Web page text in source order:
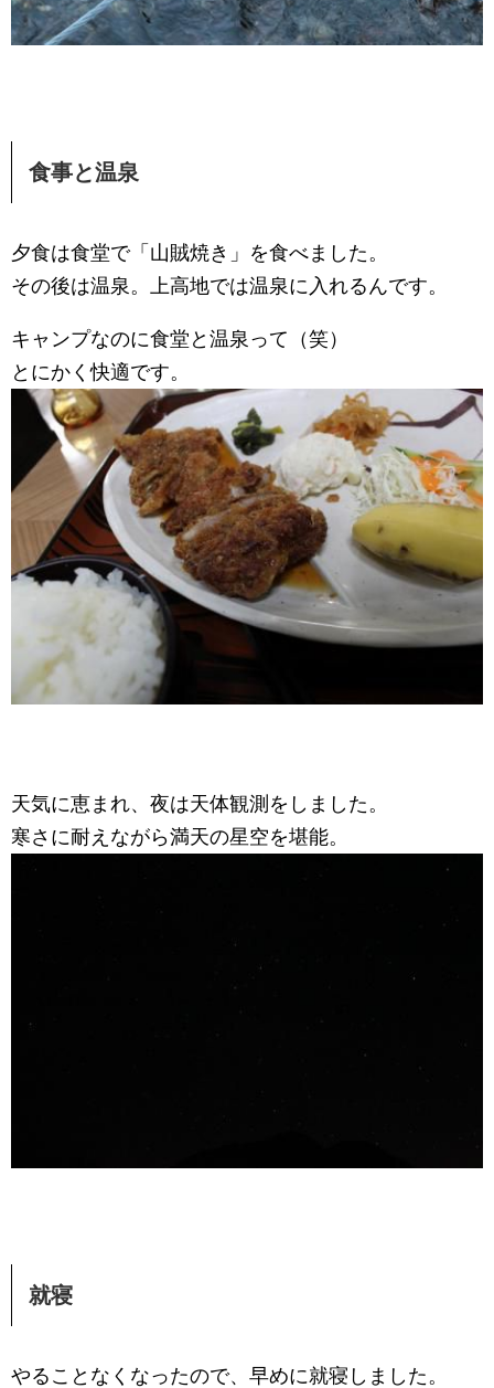
食事と温泉
夕食は食堂で「山賊焼き」を食べました。
その後は温泉。上高地では温泉に入れるんです。
キャンプなのに食堂と温泉って（笑）
とにかく快適です。
天気に恵まれ、夜は天体観測をしました。
寒さに耐えながら満天の星空を堪能。
就寝
やることなくなったので、早めに就寝しました。